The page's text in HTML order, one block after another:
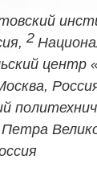
2
центр